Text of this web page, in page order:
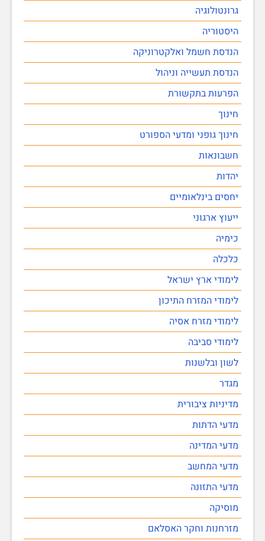
גרונטולוגיה
היסטוריה
הנדסת חשמל ואלקטרוניקה
הנדסת תעשייה וניהול
הפרעות בתקשורת
חינוך
חינוך גופני ומדעי הספורט
חשבונאות
יהדות
יחסים בינלאומיים
ייעוץ ארגוני
כימיה
כלכלה
לימודי ארץ ישראל
לימודי המזרח התיכון
לימודי מזרח אסיה
לימודי סביבה
לשון ובלשנות
מגדר
מדיניות ציבורית
מדעי הדתות
מדעי המדינה
מדעי המחשב
מדעי התזונה
מוסיקה
מזרחנות וחקר האסלאם